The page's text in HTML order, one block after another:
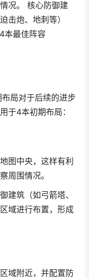
况。 核心防御建
击炮、地刺等）
本最佳阵容
局对于后续的进步
于4本初期布局：
图中央，这样有利
周围情况。
建筑（如弓箭塔、
域进行布置，形成
域附近，并配置防